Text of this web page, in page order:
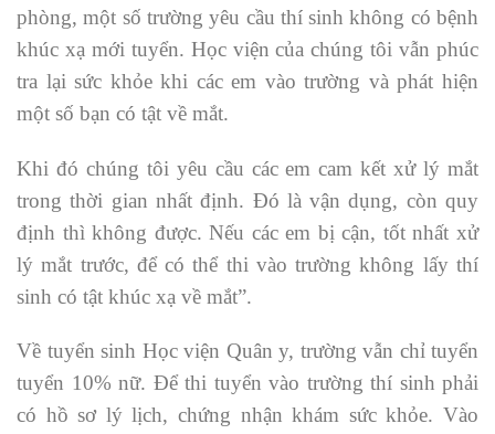
phòng, một số trường yêu cầu thí sinh không có bệnh
khúc xạ mới tuyển. Học viện của chúng tôi vẫn phúc
tra lại sức khỏe khi các em vào trường và phát hiện
một số bạn có tật về mắt.
Khi đó chúng tôi yêu cầu các em cam kết xử lý mắt
trong thời gian nhất định. Đó là vận dụng, còn quy
định thì không được. Nếu các em bị cận, tốt nhất xử
lý mắt trước, để có thể thi vào trường không lấy thí
sinh có tật khúc xạ về mắt”.
Về tuyển sinh Học viện Quân y, trường vẫn chỉ tuyển
tuyển 10% nữ. Để thi tuyển vào trường thí sinh phải
có hồ sơ lý lịch, chứng nhận khám sức khỏe. Vào